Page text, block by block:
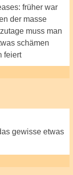
früher war
der masse
muss man
schämen
feiert
gewisse etwas